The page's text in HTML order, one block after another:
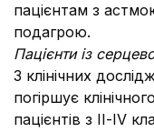
пацієнтам з
подагрою.
Пацієнти із
З клінічних
погіршує
пацієнтів з ІІ-ІV